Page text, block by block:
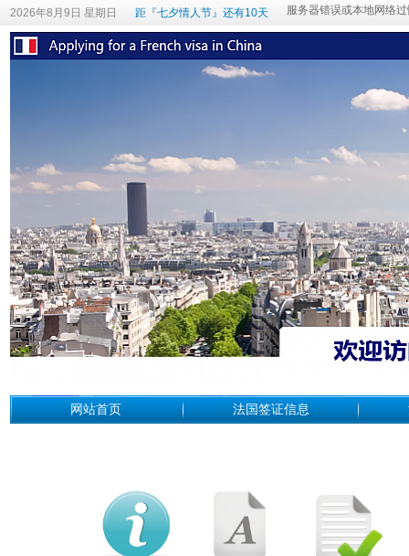
2026年8月9日 星期日 距『七夕情人节』还有10天
网站首页 法国签证信息